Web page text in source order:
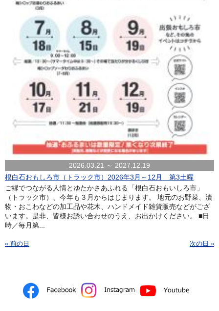
2026.03.21 ～ 2027.12.19
根白石おもしろ市（トラック市）2026年3月～12月 第3土曜
ご縁でつながる人情とゆたかさあふれる「根白石おもいしろ市」
（トラック市）、今年も３月からはじまります。 地元のお野菜、漬
物・おこわなどの加工品や花木、ハンドメイド雑貨販売などがござ
います。是非、皆様お誘い合わせのうえ、お出かけください。 ■日
時／毎月第...
« 前の日 次の日 »